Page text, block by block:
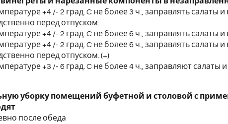
+4 /- 2 град. C не более 3 ч., заправлять
перед отпуском.
+4 /- 2 град. C не более 6 ч., заправлять
+4 /- 2 град. C не более 6 ч., заправлять
перед отпуском. (+)
+3 /- 6 град. C не более 4 ч., заправляют
уборку помещений буфетной и столовой с
после обеда